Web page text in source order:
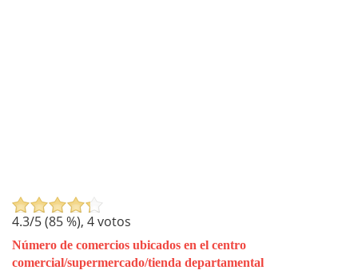
4.3/5 (85%), 4votos
Número de comercios ubicados en el centro
comercial/supermercado/tienda departamental